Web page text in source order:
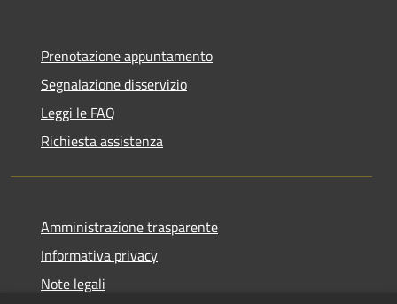
Prenotazione appuntamento
Segnalazione disservizio
Leggi le FAQ
Richiesta assistenza
Amministrazione trasparente
Informativa privacy
Note legali